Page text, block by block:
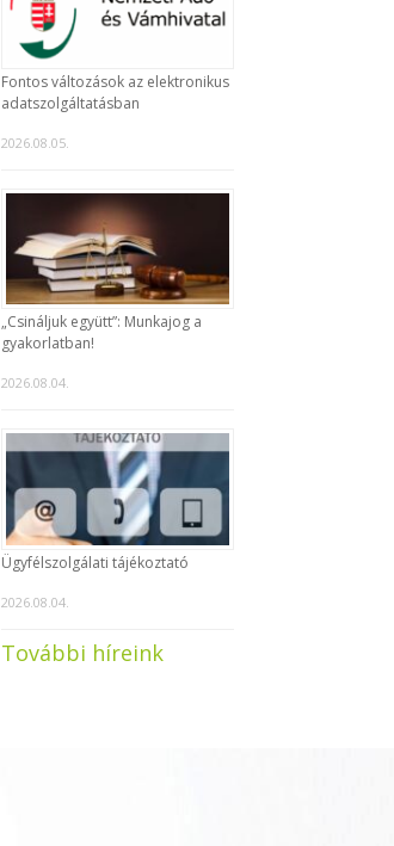
Fontos változások az elektronikus
adatszolgáltatásban
2026.08.05.
„Csináljuk együtt”: Munkajog a
gyakorlatban!
2026.08.04.
Ügyfélszolgálati tájékoztató
2026.08.04.
További híreink